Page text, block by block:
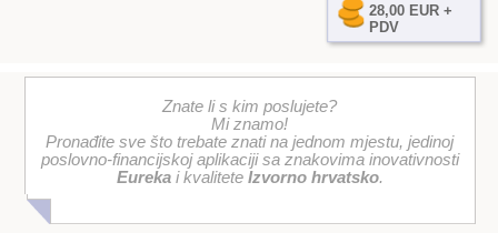
28,00 EUR +
PDV
Znate li s kim poslujete?
Mi znamo!
Pronađite sve što trebate znati na jednom mjestu, jedinoj
poslovno-financijskoj aplikaciji sa znakovima inovativnosti
Eurekai kvalitete Izvorno hrvatsko.